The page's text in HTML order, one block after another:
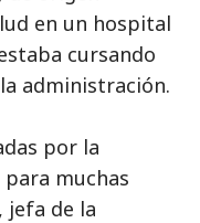
en un hospital
cursando
administración.
por la
muchas
jefa de la